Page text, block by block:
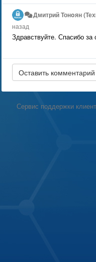
Дмитрий Тонoян
назад
Здравствуйте. Спасибо за
Сервис поддержки